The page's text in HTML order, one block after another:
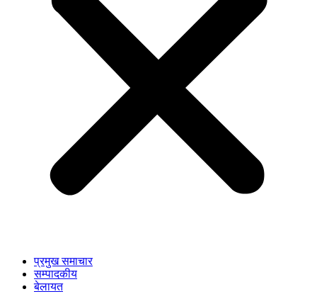
प्रमुख समाचार
सम्पादकीय
बेलायत